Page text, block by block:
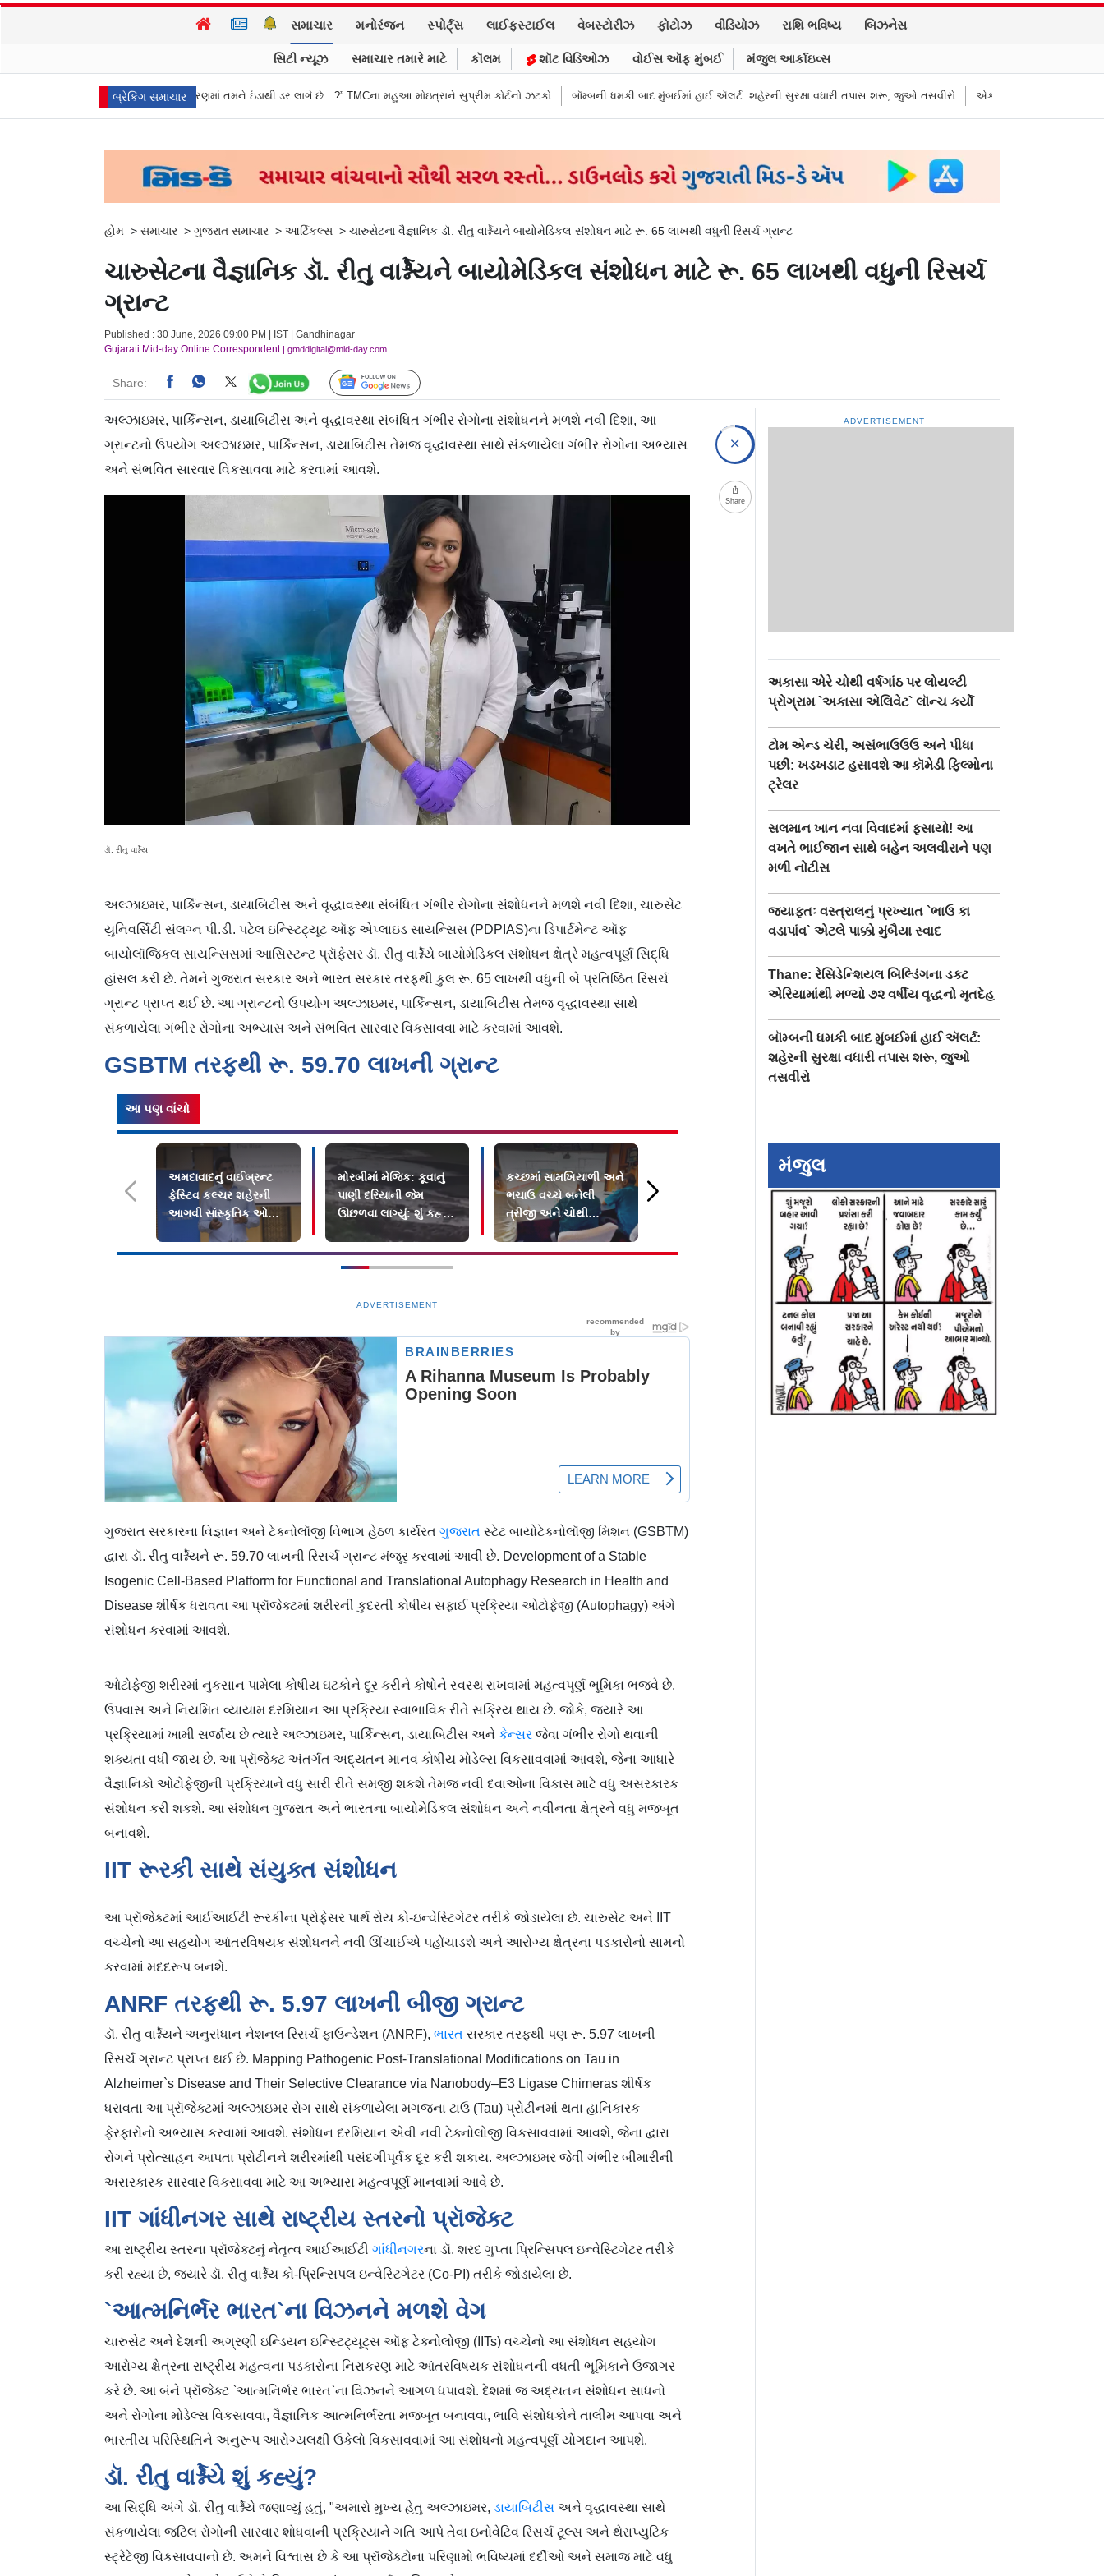
સમાચાર મનોરંજન સ્પોર્ટ્સ લાઈફસ્ટાઈલ વેબસ્ટોરીઝ ફોટોઝ વીડિયોઝ રાશિ ભવિષ્ય બિઝનેસ
સિટી ન્યૂઝ સમાચાર તમારે માટે કૉલમ શૉટ વિડિઓઝ વોઈસ ઑફ મુંબઈ મંજુલ આર્કાઇવ્સ
બ્રેકિંગ સમાચાર
“રાજકારણમાં તમને ઇંડાથી ડર લાગે છે…?” TMCના મહુઆ મોઇત્રાને સુપ્રીમ કોર્ટનો ઝટકો બૉમ્બની ધમકી બાદ મુંબઈમાં હાઈ ઍલર્ટ: શહેરની સુરક્ષા વધારી તપાસ શરૂ, જુઓ તસવીરો એક પર હુમલો, બધા પર હુમલો ગણાશે:
હોમ > સમાચાર > ગુજરાત સમાચાર > આર્ટિકલ્સ > ચારુસેટના વૈજ્ઞાનિક ડૉ. રીતુ વાર્શ્નેયને બાયોમેડિકલ સંશોધન માટે રૂ. 65 લાખથી વધુની રિસર્ચ ગ્રાન્ટ
ચારુસેટના વૈજ્ઞાનિક ડૉ. રીતુ વાર્શ્નેયને બાયોમેડિકલ સંશોધન માટે રૂ. 65 લાખથી વધુની રિસર્ચ
ગ્રાન્ટ
Published : 30 June, 2026 09:00 PM | IST | Gandhinagar
Gujarati Mid-day Online Correspondent| gmddigital@mid-day.com
Share: Follow Us
અલ્ઝાઇમર, પાર્કિન્સન, ડાયાબિટીસ અને વૃદ્ધાવસ્થા સંબંધિત ગંભીર રોગોના સંશોધનને મળશે નવી દિશા, આ
ગ્રાન્ટનો ઉપયોગ અલ્ઝાઇમર, પાર્કિન્સન, ડાયાબિટીસ તેમજ વૃદ્ધાવસ્થા સાથે સંકળાયેલા ગંભીર રોગોના અભ્યાસ
અને સંભવિત સારવાર વિકસાવવા માટે કરવામાં આવશે.
ડૉ. રીતુ વાર્શ્નેય
અલ્ઝાઇમર, પાર્કિન્સન, ડાયાબિટીસ અને વૃદ્ધાવસ્થા સંબંધિત ગંભીર રોગોના સંશોધનને મળશે નવી દિશા, ચારુસેટ
યુનિવર્સિટી સંલગ્ન પી.ડી. પટેલ ઇન્સ્ટિટ્યૂટ ઑફ એપ્લાઇડ સાયન્સિસ (PDPIAS)ના ડિપાર્ટમેન્ટ ઑફ
બાયોલૉજિકલ સાયન્સિસમાં આસિસ્ટન્ટ પ્રૉફેસર ડૉ. રીતુ વાર્શ્નેયે બાયોમેડિકલ સંશોધન ક્ષેત્રે મહત્વપૂર્ણ સિદ્ધિ
હાંસલ કરી છે. તેમને ગુજરાત સરકાર અને ભારત સરકાર તરફથી કુલ રૂ. 65 લાખથી વધુની બે પ્રતિષ્ઠિત રિસર્ચ
ગ્રાન્ટ પ્રાપ્ત થઈ છે. આ ગ્રાન્ટનો ઉપયોગ અલ્ઝાઇમર, પાર્કિન્સન, ડાયાબિટીસ તેમજ વૃદ્ધાવસ્થા સાથે
સંકળાયેલા ગંભીર રોગોના અભ્યાસ અને સંભવિત સારવાર વિકસાવવા માટે કરવામાં આવશે.
GSBTM તરફથી રૂ. 59.70 લાખની ગ્રાન્ટ
આ પણ વાંચો
અમદાવાદનું વાઈબ્રન્ટ
ફેસ્ટિવ કલ્ચર શહેરની
આગવી સાંસ્કૃતિક ઓળખ
તરીકે...
મોરબીમાં મેજિક: કૂવાનું
પાણી દરિયાની જેમ
ઊછળવા લાગ્યું: શું કહ્યું
નિષ્ણાતોએ?
કચ્છમાં સામખિયાળી અને
ભચાઉ વચ્ચે બનેલી
ત્રીજી અને ચોથી
રેલલાઇન પર સફળ
ટ્રાયલ
ચોમાસામાં ભીના કચરાની
આફતનો બન્યો અવસર,
મળશે ખાતર અને ઇંધણ
ADVERTISEMENT
ગુજરાત સરકારના વિજ્ઞાન અને ટેક્નોલૉજી વિભાગ હેઠળ કાર્યરત ગુજરાત સ્ટેટ બાયોટેક્નોલૉજી મિશન (GSBTM)
દ્વારા ડૉ. રીતુ વાર્શ્નેયને રૂ. 59.70 લાખની રિસર્ચ ગ્રાન્ટ મંજૂર કરવામાં આવી છે. Development of a Stable
Isogenic Cell-Based Platform for Functional and Translational Autophagy Research in Health and
Disease શીર્ષક ધરાવતા આ પ્રૉજેક્ટમાં શરીરની કુદરતી કોષીય સફાઈ પ્રક્રિયા ઓટોફેજી (Autophagy) અંગે
સંશોધન કરવામાં આવશે.
ઓટોફેજી શરીરમાં નુકસાન પામેલા કોષીય ઘટકોને દૂર કરીને કોષોને સ્વસ્થ રાખવામાં મહત્વપૂર્ણ ભૂમિકા ભજવે છે.
ઉપવાસ અને નિયમિત વ્યાયામ દરમિયાન આ પ્રક્રિયા સ્વાભાવિક રીતે સક્રિય થાય છે. જોકે, જ્યારે આ
પ્રક્રિયામાં ખામી સર્જાય છે ત્યારે અલ્ઝાઇમર, પાર્કિન્સન, ડાયાબિટીસ અને કેન્સર જેવા ગંભીર રોગો થવાની
શક્યતા વધી જાય છે. આ પ્રૉજેક્ટ અંતર્ગત અદ્યતન માનવ કોષીય મોડેલ્સ વિકસાવવામાં આવશે, જેના આધારે
વૈજ્ઞાનિકો ઓટોફેજીની પ્રક્રિયાને વધુ સારી રીતે સમજી શકશે તેમજ નવી દવાઓના વિકાસ માટે વધુ અસરકારક
સંશોધન કરી શકશે. આ સંશોધન ગુજરાત અને ભારતના બાયોમેડિકલ સંશોધન અને નવીનતા ક્ષેત્રને વધુ મજબૂત
બનાવશે.
IIT રૂરકી સાથે સંયુક્ત સંશોધન
આ પ્રૉજેક્ટમાં આઈઆઈટી રૂરકીના પ્રોફેસર પાર્થ રોય કો-ઇન્વેસ્ટિગેટર તરીકે જોડાયેલા છે. ચારુસેટ અને IIT
વચ્ચેનો આ સહયોગ આંતરવિષયક સંશોધનને નવી ઊંચાઈએ પહોંચાડશે અને આરોગ્ય ક્ષેત્રના પડકારોનો સામનો
કરવામાં મદદરૂપ બનશે.
ANRF તરફથી રૂ. 5.97 લાખની બીજી ગ્રાન્ટ
ડૉ. રીતુ વાર્શ્નેયને અનુસંધાન નેશનલ રિસર્ચ ફાઉન્ડેશન (ANRF), ભારત સરકાર તરફથી પણ રૂ. 5.97 લાખની
રિસર્ચ ગ્રાન્ટ પ્રાપ્ત થઈ છે. Mapping Pathogenic Post-Translational Modifications on Tau in
Alzheimer`s Disease and Their Selective Clearance via Nanobody–E3 Ligase Chimeras શીર્ષક
ધરાવતા આ પ્રૉજેક્ટમાં અલ્ઝાઇમર રોગ સાથે સંકળાયેલા મગજના ટાઉ (Tau) પ્રોટીનમાં થતા હાનિકારક
ફેરફારોનો અભ્યાસ કરવામાં આવશે. સંશોધન દરમિયાન એવી નવી ટેક્નોલોજી વિકસાવવામાં આવશે, જેના દ્વારા
રોગને પ્રોત્સાહન આપતા પ્રોટીનને શરીરમાંથી પસંદગીપૂર્વક દૂર કરી શકાય. અલ્ઝાઇમર જેવી ગંભીર બીમારીની
અસરકારક સારવાર વિકસાવવા માટે આ અભ્યાસ મહત્વપૂર્ણ માનવામાં આવે છે.
IIT ગાંધીનગર સાથે રાષ્ટ્રીય સ્તરનો પ્રૉજેક્ટ
આ રાષ્ટ્રીય સ્તરના પ્રૉજેક્ટનું નેતૃત્વ આઈઆઈટી ગાંધીનગરના ડૉ. શરદ ગુપ્તા પ્રિન્સિપલ ઇન્વેસ્ટિગેટર તરીકે
કરી રહ્યા છે, જ્યારે ડૉ. રીતુ વાર્શ્નેય કો-પ્રિન્સિપલ ઇન્વેસ્ટિગેટર (Co-PI) તરીકે જોડાયેલા છે.
`આત્મનિર્ભર ભારત`ના વિઝનને મળશે વેગ
ચારુસેટ અને દેશની અગ્રણી ઇન્ડિયન ઇન્સ્ટિટ્યૂટ્સ ઑફ ટેક્નોલોજી (IITs) વચ્ચેનો આ સંશોધન સહયોગ
આરોગ્ય ક્ષેત્રના રાષ્ટ્રીય મહત્વના પડકારોના નિરાકરણ માટે આંતરવિષયક સંશોધનની વધતી ભૂમિકાને ઉજાગર
કરે છે. આ બંને પ્રૉજેક્ટ `આત્મનિર્ભર ભારત`ના વિઝનને આગળ ધપાવશે. દેશમાં જ અદ્યતન સંશોધન સાધનો
અને રોગોના મોડેલ્સ વિકસાવવા, વૈજ્ઞાનિક આત્મનિર્ભરતા મજબૂત બનાવવા, ભાવિ સંશોધકોને તાલીમ આપવા અને
ભારતીય પરિસ્થિતિને અનુરૂપ આરોગ્યલક્ષી ઉકેલો વિકસાવવામાં આ સંશોધનો મહત્વપૂર્ણ યોગદાન આપશે.
ડૉ. રીતુ વાર્શ્નેયે શું કહ્યું?
આ સિદ્ધિ અંગે ડૉ. રીતુ વાર્શ્નેયે જણાવ્યું હતું, "અમારો મુખ્ય હેતુ અલ્ઝાઇમર, ડાયાબિટીસ અને વૃદ્ધાવસ્થા સાથે
સંકળાયેલા જટિલ રોગોની સારવાર શોધવાની પ્રક્રિયાને ગતિ આપે તેવા ઇનોવેટિવ રિસર્ચ ટૂલ્સ અને થેરાપ્યુટિક
સ્ટ્રેટેજી વિકસાવવાનો છે. અમને વિશ્વાસ છે કે આ પ્રૉજેક્ટોના પરિણામો ભવિષ્યમાં દર્દીઓ અને સમાજ માટે વધુ
Share
ADVERTISEMENT
અકાસા એરે ચોથી વર્ષગાંઠ પર લોયલ્ટી
પ્રોગ્રામ `અકાસા એલિવેટ` લૉન્ચ કર્યો
ટોમ એન્ડ ચેરી, અસંભાઉઉઉ અને પીધા
પછી: ખડખડાટ હસાવશે આ કૉમેડી ફિલ્મોના
ટ્રેલર
સલમાન ખાન નવા વિવાદમાં ફસાયો! આ
વખતે ભાઈજાન સાથે બહેન અલવીરાને પણ
મળી નોટીસ
જ્યાફતઃ વસ્ત્રાલનું પ્રખ્યાત `ભાઉ કા
વડાપાંવ` એટલે પાક્કો મુંબૈયા સ્વાદ
Thane: રેસિડેન્શિયલ બિલ્ડિંગના ડક્ટ
એરિયામાંથી મળ્યો ૭૨ વર્ષીય વૃદ્ધનો મૃતદેહ
બૉમ્બની ધમકી બાદ મુંબઈમાં હાઈ ઍલર્ટ:
શહેરની સુરક્ષા વધારી તપાસ શરૂ, જુઓ
તસવીરો
મંજુલ